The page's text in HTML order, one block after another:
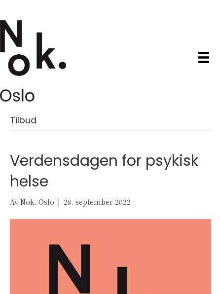
Tilbud
Verdensdagen for psykisk
helse
Av Nok. Oslo | 28. september 2022